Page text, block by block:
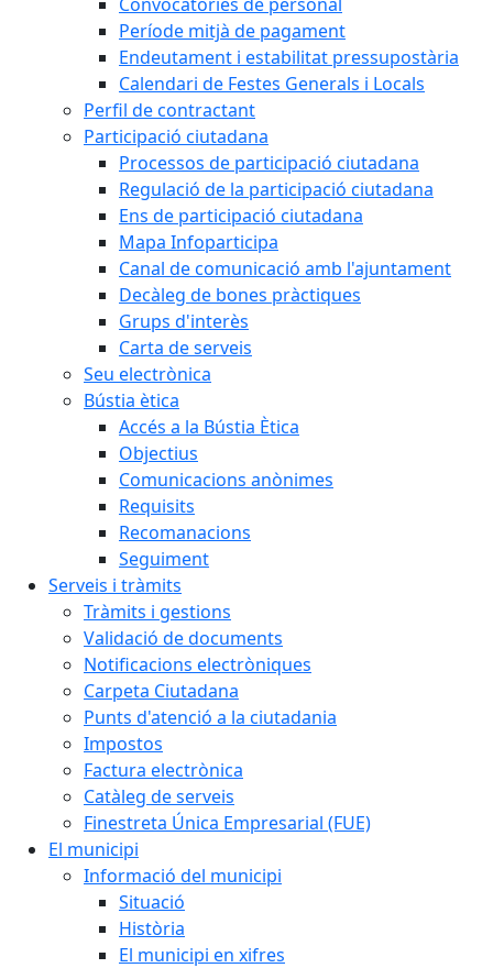
Període mitjà de pagament
Endeutament i estabilitat pressupostària
Calendari de Festes Generals i Locals
Perfil de contractant
Participació ciutadana
Processos de participació ciutadana
Regulació de la participació ciutadana
Ens de participació ciutadana
Mapa Infoparticipa
Canal de comunicació amb l'ajuntament
Decàleg de bones pràctiques
Grups d'interès
Carta de serveis
Seu electrònica
Bústia ètica
Accés a la Bústia Ètica
Objectius
Comunicacions anònimes
Requisits
Recomanacions
Seguiment
Serveis i tràmits
Tràmits i gestions
Validació de documents
Notificacions electròniques
Carpeta Ciutadana
Punts d'atenció a la ciutadania
Impostos
Factura electrònica
Catàleg de serveis
Finestreta Única Empresarial (FUE)
El municipi
Informació del municipi
Situació
Història
El municipi en xifres